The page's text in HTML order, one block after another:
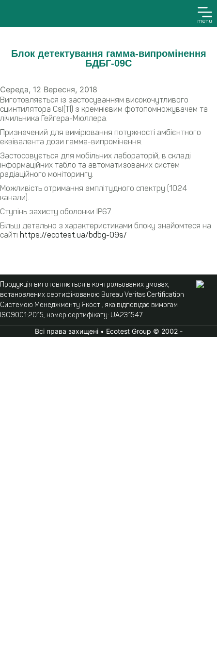
menu
Блок детектування гамма-випромінення
БДБГ-09С
Середа, 12 Вересня, 2018
Виготовляється із застосуванням високочутливого
сцинтилятора CsI(Tl) з кремнієвим фотопомножувачем та
лічильника Гейгера-Мюллера.
Призначений для вимірювання потужності амбієнтного
еквівалента дози гамма-випромінення.
Застосовується для мобільних лабораторій, в складі
інформаційних табло та автоматизованих систем
радіаційного моніторингу.
Можливість отримання амплітудного спектру (1024
канали).
Ступінь захисту оболонки IP67.
Більш детально з характеристиками блоку знайомтеся на
сайті https://ecotest.ua/bdbg-09s/
Продукція виготовляється в контрольованих умовах,
встановлених сертифікованою Bureau Veritas Certification
Системою Менеджменту Якості, яка відповідає вимогам
ISO9001:2015, номер сертифікату: UA231547.
Всі права захищені • Ecotest Group © 2002 -